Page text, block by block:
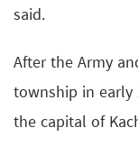
said.
After the Army
township in early
the capital of